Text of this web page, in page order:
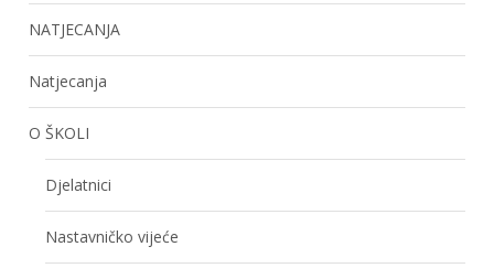
NATJECANJA
Natjecanja
O ŠKOLI
Djelatnici
Nastavničko vijeće